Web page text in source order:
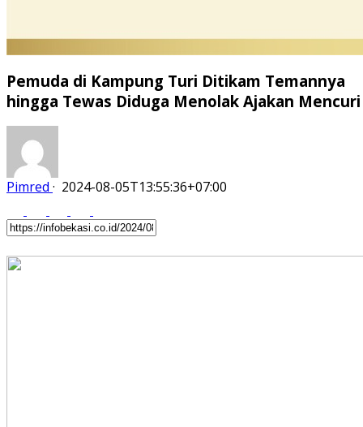
Pemuda di Kampung Turi Ditikam Temannya
hingga Tewas Diduga Menolak Ajakan
Pimred · 2024-08-05T13:55:36+07:00